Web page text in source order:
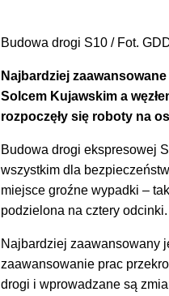
Budowa drogi S10 / Fot.
Najbardziej
Solcem Kujawskim a
rozpoczęły się roboty na
Budowa drogi ekspresowej
wszystkim dla
miejsce groźne wypadki –
podzielona na cztery odcinki.
Najbardziej zaawansowany
zaawansowanie prac
drogi i wprowadzane są